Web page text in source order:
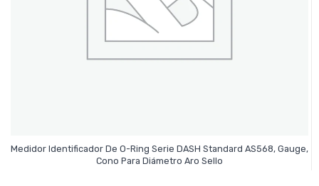
Medidor Identificador De O-Ring Serie DASH Standard AS568, Gauge,
Cono Para Diámetro Aro Sello
Leer Más